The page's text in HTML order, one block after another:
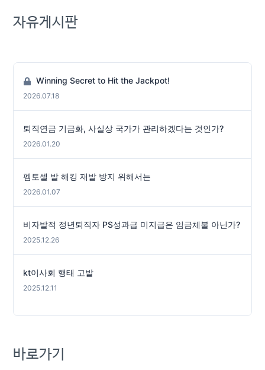
자유게시판
Winning Secret to Hit the Jackpot!
2026.07.18
퇴직연금 기금화, 사실상 국가가 관리하겠다는 것인가?
2026.01.20
펨토셀 발 해킹 재발 방지 위해서는
2026.01.07
비자발적 정년퇴직자 PS성과급 미지급은 임금체불 아닌가?
2025.12.26
kt이사회 행태 고발
2025.12.11
바로가기